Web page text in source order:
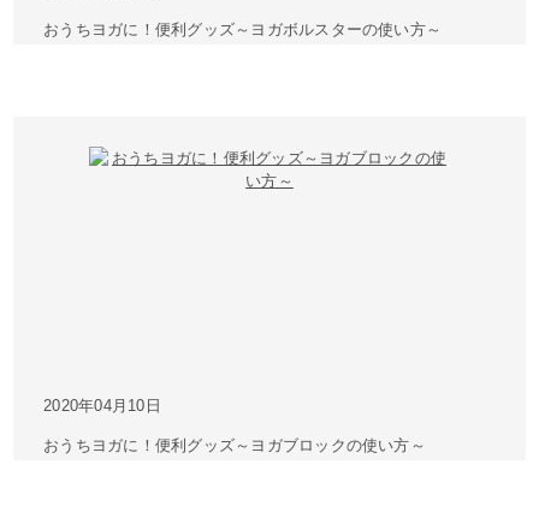
おうちヨガに！便利グッズ～ヨガボルスターの使い方～
2020年04月10日
おうちヨガに！便利グッズ～ヨガブロックの使い方～